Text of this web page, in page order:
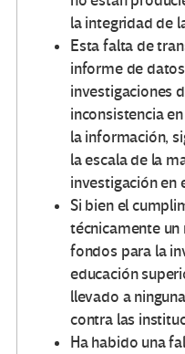
la integridad de
Esta falta de
informe de
investigaciones
inconsistencia
la información,
la escala de la
investigación en
Si bien el
técnicamente
fondos para la
educación
llevado a
contra las
Ha habido una